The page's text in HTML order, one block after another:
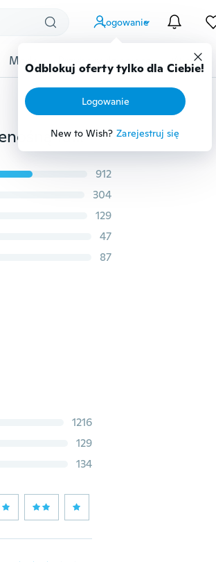
Logowanie
Odblokuj oferty tylko dla Ciebie!
Logowanie
New to Wish? Zarejestruj się
Moda Przybory dziecięce Więcej
Prawdziwe bezprzewodowe słuchawki douszne z przenośną ładowarką. A-TION® Słuchawki Bluetooth Najmniejsze bezprzewodowe słuchawki douszne z mikrofonem i redukcją szumów
912
304
129
47
87
1216
129
134